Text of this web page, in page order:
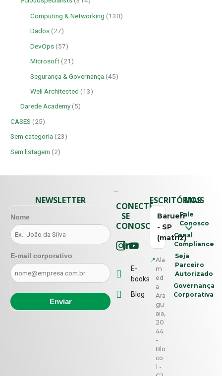
Computing & Networking (130)
Dados (27)
DevOps (57)
Microsoft (21)
Segurança & Governança (45)
Well Architected (13)
Darede Academy(5)
CASES (25)
Sem categoria (23)
Sem listagem (2)
CONECTE-
SE
CONOSCO
E-
books
Blog
ESCRITÓRIOS
Barueri
- SP
(matriz)
📍Ala
m
ed
a
Ara
gu
aia,
20
44
-
Blo
co
1 -
MAIS
Fale
Conosco
Canal
Compliance
Seja
Parceiro
Autorizado
Governança
Corporativa
NEWSLETTER
Nome
E-mail corporativo